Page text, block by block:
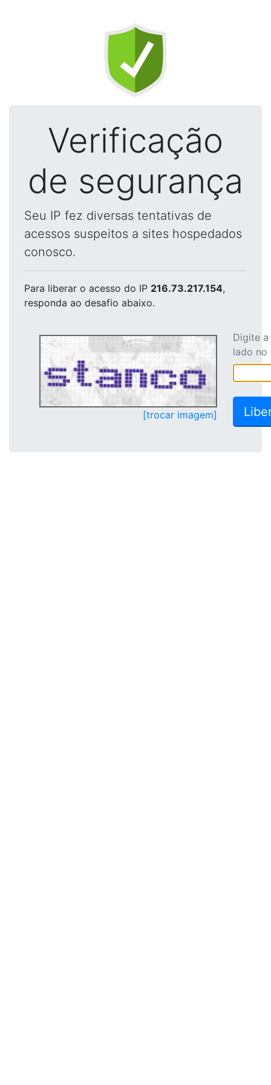
Verificação
de segurança
Seu IP fez diversas tentativas de
acessos suspeitos a sites hospedados
conosco.
Para liberar o acesso do IP 216.73.217.154,
responda ao desafio abaixo.
[trocar imagem]
Digite
lado no